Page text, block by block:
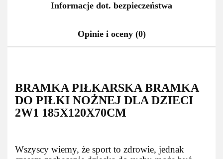
Informacje dot. bezpieczeństwa
Opinie i oceny (0)
BRAMKA PIŁKARSKA BRAMKA
DO PIŁKI NOŻNEJ DLA DZIECI
2W1 185X120X70CM
Wszyscy wiemy, że sport to zdrowie, jednak